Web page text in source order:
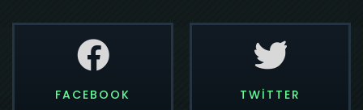
FACEBOOK TWITTER